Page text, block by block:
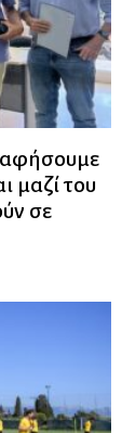
μαζί του
σε